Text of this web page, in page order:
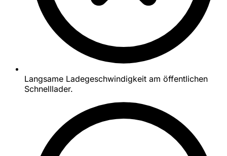
Langsame Ladegeschwindigkeit am öffentlichen
Schnelllader.